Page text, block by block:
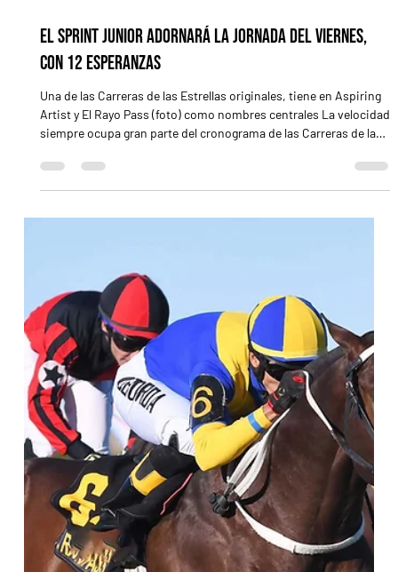
El Sprint Junior adornará la jornada del viernes,
con 12 esperanzas
Una de las Carreras de las Estrellas originales, tiene en Aspiring
Artist y El Rayo Pass (foto) como nombres centrales La velocidad
Estrellas. El Sprint (G1) enfrentará figuras consagradas entre los
mayores, y el Clásico Estrellas Junior Sprint (G3-1000 m,